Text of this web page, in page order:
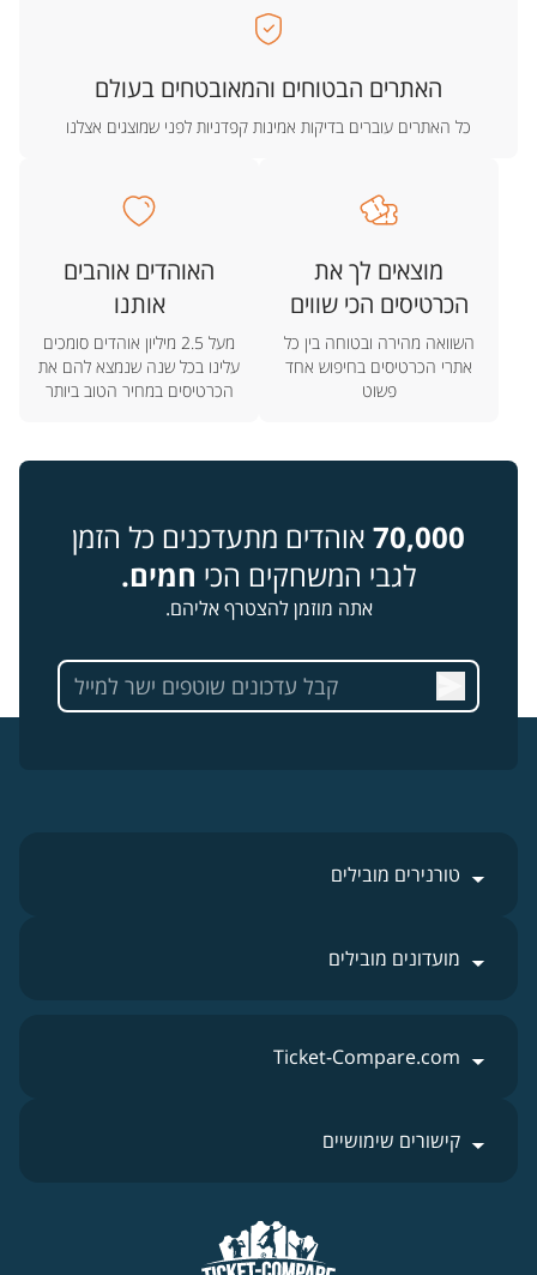
האתרים הבטוחים והמאובטחים בעולם
כל האתרים עוברים בדיקות אמינות קפדניות לפני שמוצגים אצלנו
מוצאים לך את
הכרטיסים הכי שווים
השוואה מהירה ובטוחה בין כל
אתרי הכרטיסים בחיפוש אחד
פשוט
האוהדים אוהבים
אותנו
מעל 2.5 מיליון אוהדים סומכים
עלינו בכל שנה שנמצא להם את
הכרטיסים במחיר הטוב ביותר
70,000 אוהדים מתעדכנים כל הזמן
לגבי המשחקים הכי חמים.
אתה מוזמן להצטרף אליהם.
טורנירים מובילים
מועדונים מובילים
Ticket-Compare.com
קישורים שימושיים